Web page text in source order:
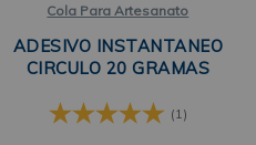
Cola Para Artesanato
ADESIVO INSTANTANEO
CIRCULO 20 GRAMAS
(1)